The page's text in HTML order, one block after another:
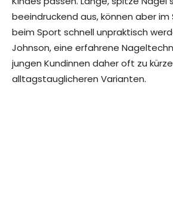
beeindruckend aus, können aber
beim Sport schnell unpraktisch
Johnson, eine erfahrene
jungen Kundinnen daher oft zu
alltagstauglicheren Varianten.